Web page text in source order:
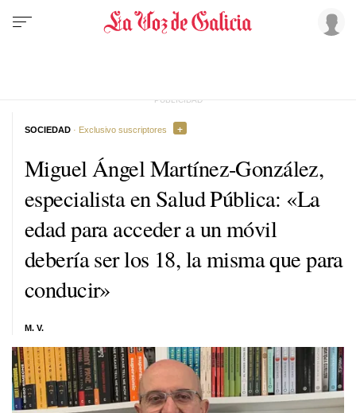
Miguel Ángel Martínez-González,
especialista en Salud Pública: «La
edad para acceder a un móvil
debería ser los 18, la misma que para
conducir»
M. V.
SOCIEDAD · Exclusivo suscriptores